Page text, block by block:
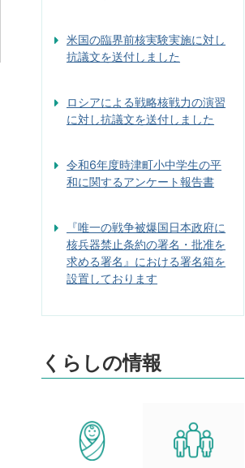
米国の臨界前核実験実施に対し
抗議文を送付しました
ロシアによる戦略核戦力の演習
に対し抗議文を送付しました
令和6年度時津町小中学生の平
和に関するアンケート報告書
『唯一の戦争被爆国日本政府に
核兵器禁止条約の署名・批准を
求める署名』における署名箱を
設置しております
くらしの情報